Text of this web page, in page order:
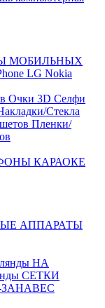
МОБИЛЬНЫХ
LG Nokia
Очки 3D Селфи
Стекла
Пленки/
КАРАОКЕ
АППАРАТЫ
НА
СЕТКИ
ЗАНАВЕС